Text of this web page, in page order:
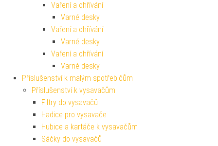
Vaření a ohřívání
Varné desky
Vaření a ohřívání
Varné desky
Vaření a ohřívání
Varné desky
Příslušenství k malým spotřebičům
Příslušenství k vysavačům
Filtry do vysavačů
Hadice pro vysavače
Hubice a kartáče k vysavačům
Sáčky do vysavačů